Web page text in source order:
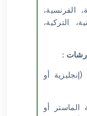
الفرنسية،
التركية،
:
أو
أو